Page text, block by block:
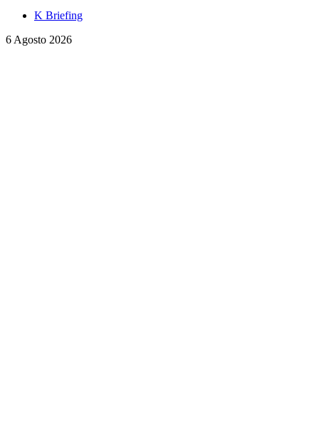
K Briefing
6 Agosto 2026